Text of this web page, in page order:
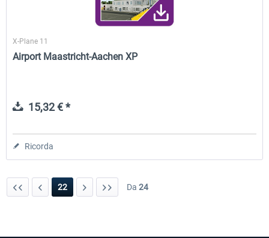
X-Plane 11
Airport Maastricht-Aachen XP
15,32 € *
Ricorda
22 Da 24